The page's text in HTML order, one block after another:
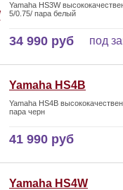
Yamaha HS3W
5/0.75/ пара белый
34 990 руб под
Yamaha HS4B
Yamaha HS4B
пара черн
41 990 руб
Yamaha HS4W